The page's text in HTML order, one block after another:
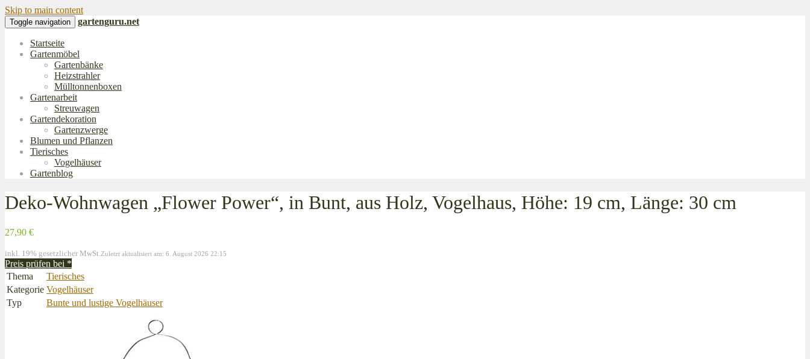
Skip to main content
Toggle navigation gartenguru.net
Startseite
Gartenmöbel
Gartenbänke
Heizstrahler
Mülltonnenboxen
Gartenarbeit
Streuwagen
Gartendekoration
Gartenzwerge
Blumen und Pflanzen
Tierisches
Vogelhäuser
Gartenblog
Deko-Wohnwagen „Flower Power“, in Bunt, aus Holz, Vogelhaus, Höhe: 19 cm, Länge: 30 cm
27,90 €
inkl. 19% gesetzlicher MwSt. Zuletzt aktualisiert am: 6. August 2026 22:15
Preis prüfen bei *
Thema
Tierisches
Kategorie Vogelhäuser
Typ
Bunte und lustige Vogelhäuser